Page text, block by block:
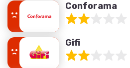
Conforama
Gifi